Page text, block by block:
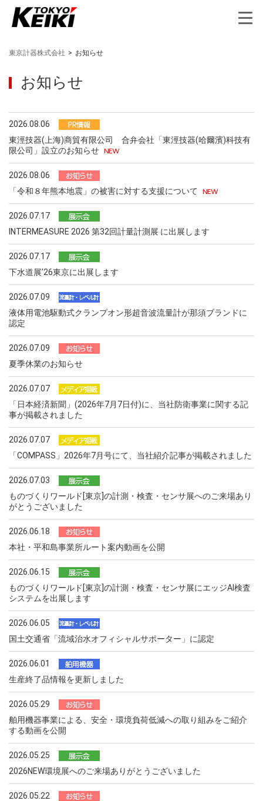
東京計器株式会社 > お知らせ
お知らせ
2026.08.06
東涇技器(上海)商貿有限公司 合弁会社「東涇技器(哈爾濱)科技有
限公司」設立のお知らせ
2026.08.06
「令和８年熊本地震」の被害に対する支援について
2026.07.17
INTERMEASURE 2026 第32回計量計測展 に出展します
2026.07.17
下水道展ʼ26東京に出展します
2026.07.09
液体用電池駆動式クランプオン形超音波流量計が那須ブランドに
認定
2026.07.09
夏季休業のお知らせ
2026.07.07
「日本経済新聞」(2026年7月7日付)に、当社防衛事業に関する記
事が掲載されました
2026.07.07
「COMPASS」2026年7月号にて、当社紹介記事が掲載されました
2026.07.03
ものづくりワールド[東京]の計測・検査・センサ展へのご来場あり
がとうございました
2026.06.18
本社・平和島事業所ルート案内動画を公開
2026.06.15
ものづくりワールド[東京]の計測・検査・センサ展にエッジAI検査
システムを出展します
2026.06.05
国土交通省「流域治水オフィシャルサポーター」に認定
2026.06.01
生産終了品情報を更新しました
2026.05.29
舶用機器事業による、安全・環境負荷低減への取り組みをご紹介
する動画を公開
2026.05.25
2026NEW環境展へのご来場ありがとうございました
2026.05.22